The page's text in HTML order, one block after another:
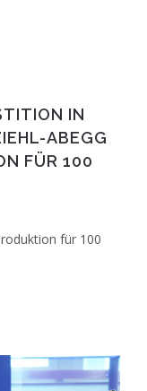
IN D
ABEGG B
FÜR 100 M
für 100